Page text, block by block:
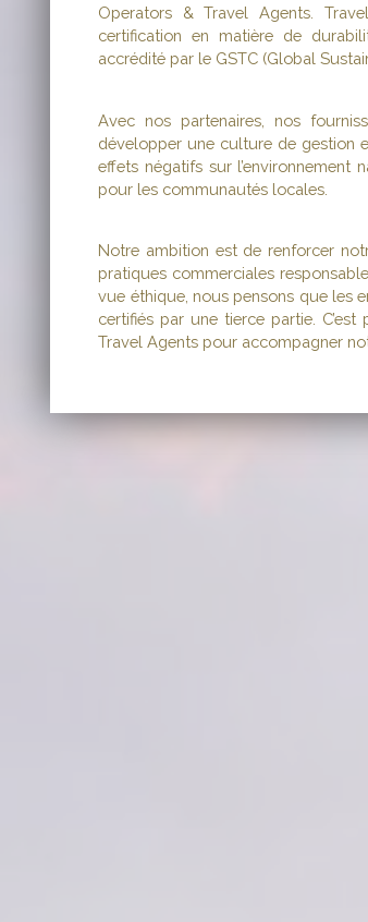
Operators & Travel Agents.
certification en matière de
accrédité par le GSTC (Global
Avec nos partenaires, nos
développer une culture de gestion
effets négatifs sur
pour les communautés locales.
Notre ambition est de renforcer
pratiques commerciales
vue éthique, nous pensons que les
certifiés par une tierce partie.
Travel Agents pour accompagner